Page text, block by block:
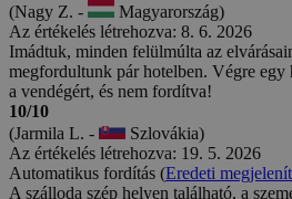
(Nagy Z. -
Magyarország)
Az értékelés létrehozva: 8. 6. 2026
Imádtuk, minden felülmúlta az
megfordultunk pár hotelben. Végre egy
a vendégért, és nem fordítva!
10/10
(Jarmila L. -
Szlovákia)
Az értékelés létrehozva: 19. 5. 2026
Automatikus fordítás (Eredeti
A szálloda szép helyen található, a